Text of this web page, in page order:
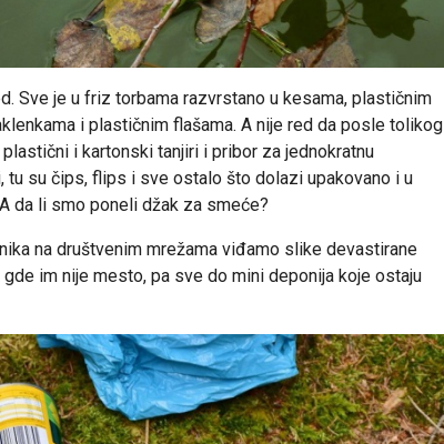
Sve je u friz torbama razvrstano u kesama, plastičnim
i plastičnim flašama. A nije red da posle tolikog
i kartonski tanjiri i pribor za jednokratnu
tu su čips, flips i sve ostalo što dolazi upakovano i u
da li smo poneli džak za smeće?
na društvenim mrežama viđamo slike devastirane
im nije mesto, pa sve do mini deponija koje ostaju